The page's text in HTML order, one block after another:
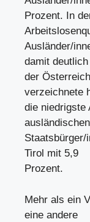
Prozent. In
Ausländer/
damit
der
verzeichnete
die niedrigste
ausländischen
Tirol mit 5,9
Prozent.
Mehr als ein
eine andere